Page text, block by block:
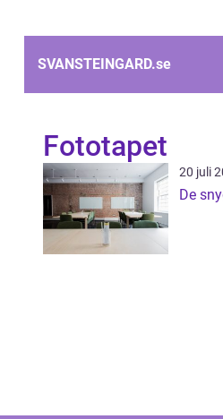
SVANSTEINGARD.se
Fototapet
20 juli
De